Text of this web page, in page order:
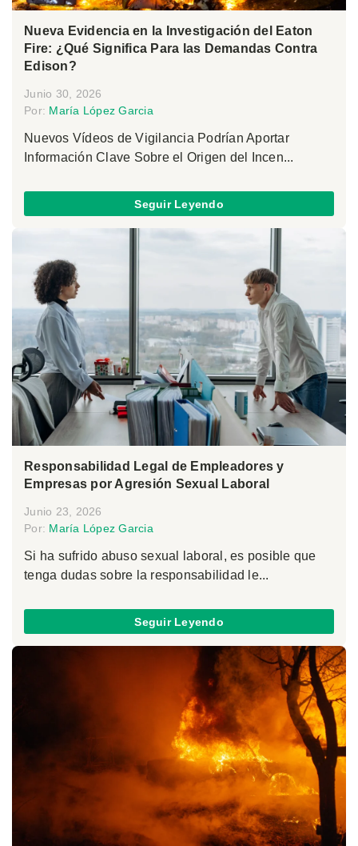
Nueva Evidencia en la Investigación del Eaton
Fire: ¿Qué Significa Para las Demandas Contra
Edison?
Junio 30, 2026
Por: María López Garcia
Nuevos Vídeos de Vigilancia Podrían Aportar
Información Clave Sobre el Origen del Incen...
Seguir Leyendo
Responsabilidad Legal de Empleadores y
Empresas por Agresión Sexual Laboral
Junio 23, 2026
Por: María López Garcia
Si ha sufrido abuso sexual laboral, es posible que
tenga dudas sobre la responsabilidad le...
Seguir Leyendo